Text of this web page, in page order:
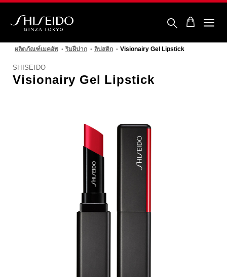
ข้าม
เซ
โด้ผลิตภัณฑ์เมคอัพ ริมฝีปาก ลิปสติก Visionairy Gel Lipstick
SHISEIDO
Visionairy Gel Lipstick